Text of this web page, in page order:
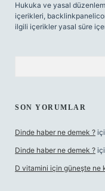
Hukuka ve yasal
içerikleri,
ilgili içerikler yasal süre
SON YORUMLAR
Dinde haber ne demek ?
Dinde haber ne demek ?
D vitamini için güneşte ne